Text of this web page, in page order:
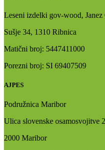
Leseni izdelki gov-wood, Janez
Sušje 34, 1310 Ribnica
Matični broj: 5447411000
Porezni broj: SI 69407509
AJPES
Podružnica Maribor
Ulica slovenske osamosvojitve 2
2000 Maribor